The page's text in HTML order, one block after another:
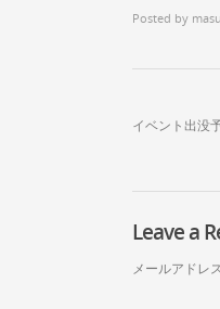
Posted by
イベント出没
Leave a
メールアドレ